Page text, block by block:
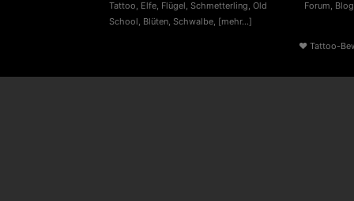
Tattoo, Elfe, Flügel, Schmetterling, Old
School, Blüten, Schwalbe, [mehr...]
Forum, Blog
♥ Tattoo-